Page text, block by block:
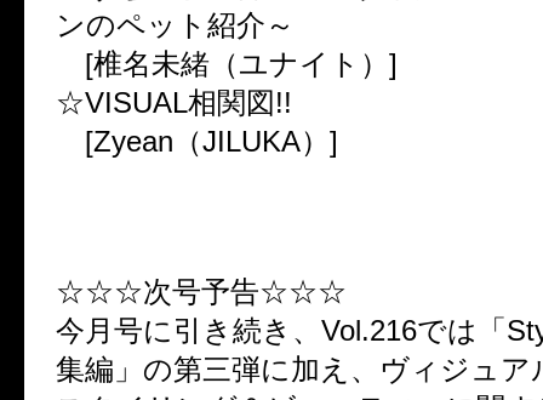
ンのペット紹介～
[椎名未緒（ユナイト）]
☆VISUAL相関図!!
[Zyean（JILUKA）]
☆☆☆次号予告☆☆☆
今月号に引き続き、Vol.216では「
集編」の第三弾に加え、ヴィジュア